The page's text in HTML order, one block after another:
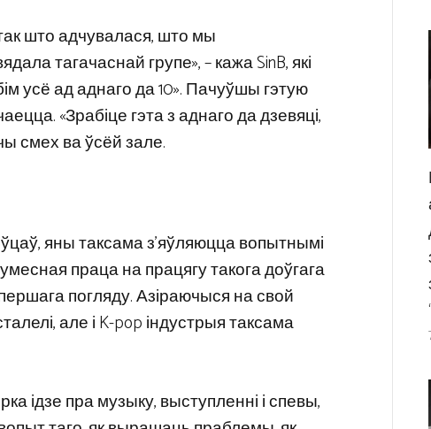
што адчувалася, што мы
тагачаснай групе», – кажа SinB, які
усё ад аднаго да 10». Пачуўшы гэтую
«Зрабіце гэта з аднаго да дзевяці,
смех ва ўсёй зале.
яны таксама з’яўляюцца вопытнымі
праца на працягу такога доўгага
погляду. Азіраючыся на свой
але і K-pop індустрыя таксама
ідзе пра музыку, выступленні і спевы,